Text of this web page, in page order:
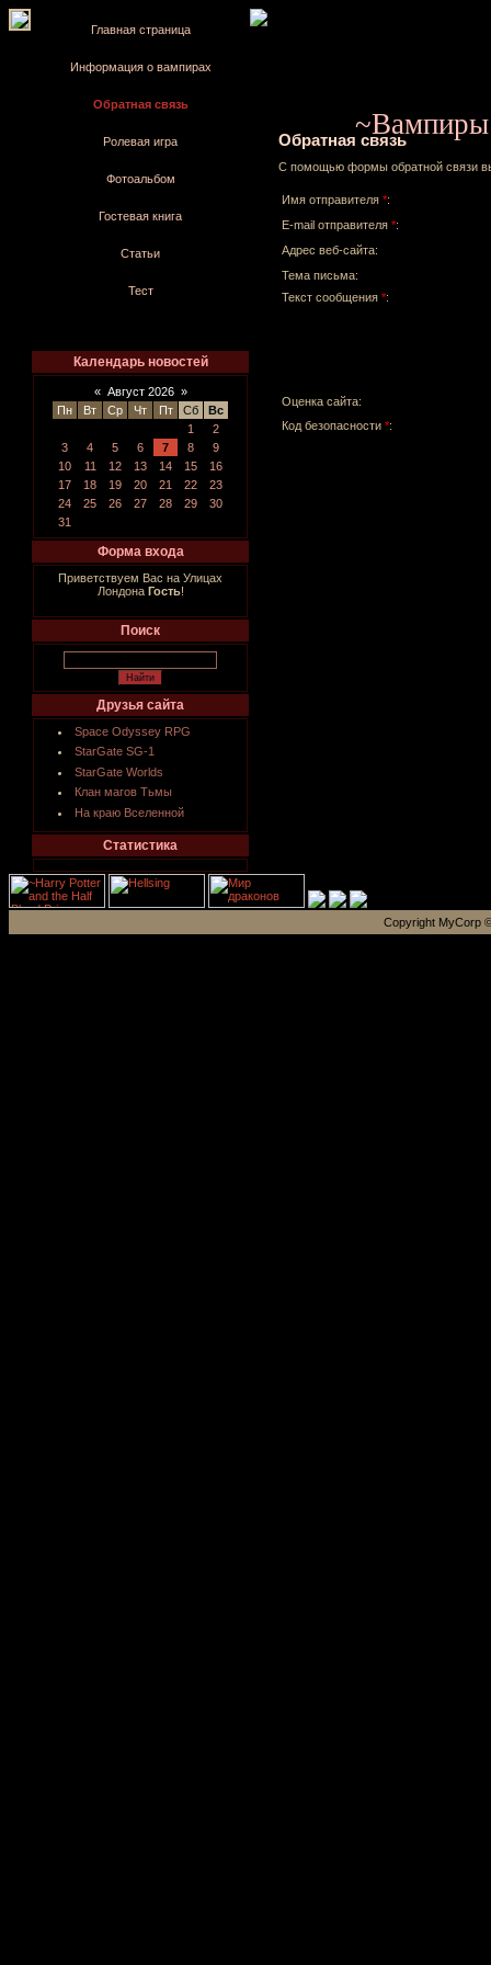
Главная страница
Информация о вампирах
Обратная связь
Ролевая игра
Фотоальбом
Гостевая книга
Статьи
Тест
Календарь новостей
« Август 2026 »
Пн
Вт Ср Чт Пт Сб
Вс
1
2
3
4 5 6 7 8
9
10
11 12 13 14 15
16
17
18 19 20 21 22
23
24
25 26 27 28 29
30
31
Форма входа
Приветствуем Вас на Улицах
Лондона Гость!
Поиск
Друзья сайта
Space Odyssey RPG
StarGate SG-1
StarGate Worlds
Клан магов Тьмы
На краю Вселенной
Статистика
Обратная связь
С помощью формы обратной связи
Имя отправителя *:
E-mail отправителя *:
Адрес веб-сайта:
Тема письма:
Текст сообщения *:
Оценка сайта:
Код безопасности *:
Copyright MyCorp